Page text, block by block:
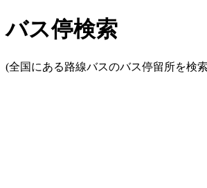
バス停検索
(全国にある路線バスのバス停留所を検